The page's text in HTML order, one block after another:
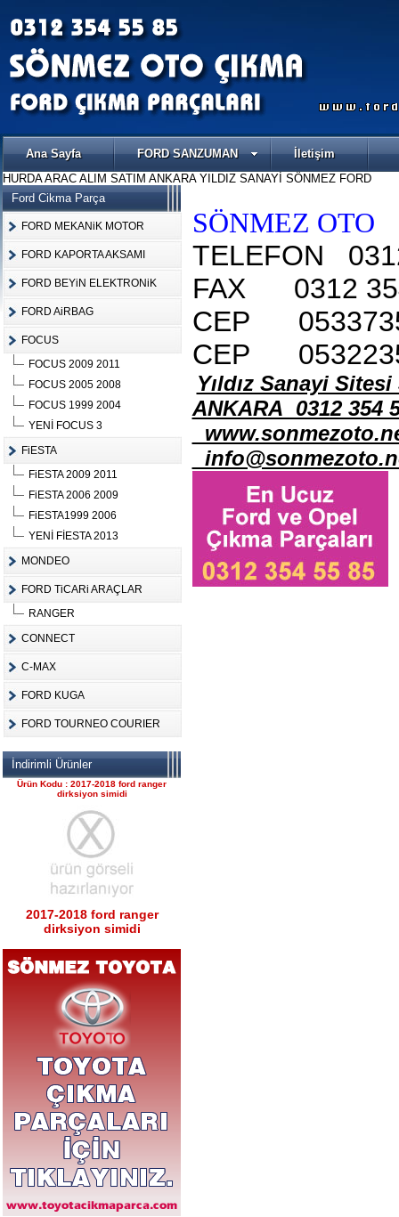
Ana Sayfa FORD SANZUMAN
İletişim
HURDA ARAC ALIM SATIM ANKARA YILDIZ SANAYİ SÖNMEZ FORD
Ford Cikma Parça
FORD MEKANiK MOTOR
FORD KAPORTA AKSAMI
FORD BEYiN ELEKTRONiK
FORD AiRBAG
FOCUS
FOCUS 2009 2011
FOCUS 2005 2008
FOCUS 1999 2004
YENİ FOCUS 3
FiESTA
FiESTA 2009 2011
FiESTA 2006 2009
FiESTA1999 2006
YENİ FİESTA 2013
MONDEO
FORD TiCARi ARAÇLAR
RANGER
CONNECT
C-MAX
FORD KUGA
FORD TOURNEO COURIER
İndirimli Ürünler
Ürün Kodu :
FORD CONNECT ÇIKMA
ÇELİK JANT CANT
komple motor
2017-2018 ford ranger 2.2
komple motor
Ürün Kodu : 2017-2018 ford ranger
dirksiyon simidi
2017-2018 ford ranger
dirksiyon simidi
sol tabla
2017-2018 ford ranger sağ
sol tabla
Ürün Kodu : 2017-2018 ford ranger arka
SÖNMEZ OTO
TELEFON
FAX 0312
CEP
CEP
Yıldız Sanayi
ANKARA 0312 354